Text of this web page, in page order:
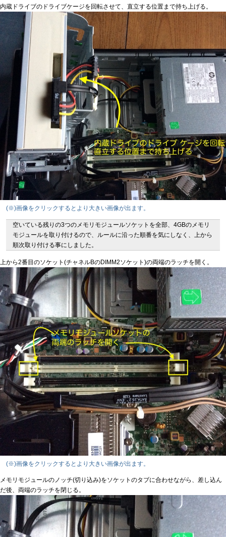
内蔵ドライブのドライブケージを回転させて、直立する位置まで持ち上げる。
(※)画像をクリックするとより大きい画像が出ます。
空いている残りの3つのメモリモジュールソケットを全部、4GBのメモリ
モジュールを取り付けるので、ルールに沿った順番を気にしなく、上から
順次取り付ける事にしました。
上から2番目のソケット(チャネルBのDIMM2ソケット)の両端のラッチを開く。
(※)画像をクリックするとより大きい画像が出ます。
メモリモジュールのノッチ(切り込み)をソケットのタブに合わせながら、差し込ん
だ後、両端のラッチを閉じる。